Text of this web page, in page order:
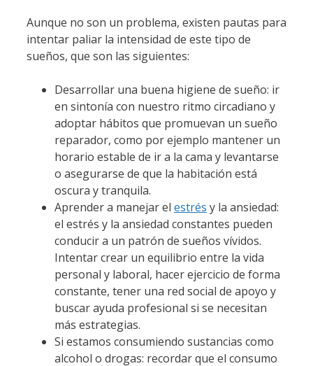
Aunque no son un problema, existen pautas para
intentar paliar la intensidad de este tipo de
sueños, que son las siguientes:
Desarrollar una buena higiene de sueño: ir
en sintonía con nuestro ritmo circadiano y
adoptar hábitos que promuevan un sueño
reparador, como por ejemplo mantener un
horario estable de ir a la cama y levantarse
o asegurarse de que la habitación está
oscura y tranquila.
Aprender a manejar el estrés y la ansiedad:
el estrés y la ansiedad constantes pueden
conducir a un patrón de sueños vívidos.
Intentar crear un equilibrio entre la vida
personal y laboral, hacer ejercicio de forma
constante, tener una red social de apoyo y
buscar ayuda profesional si se necesitan
más estrategias.
Si estamos consumiendo sustancias como
alcohol o drogas: recordar que el consumo